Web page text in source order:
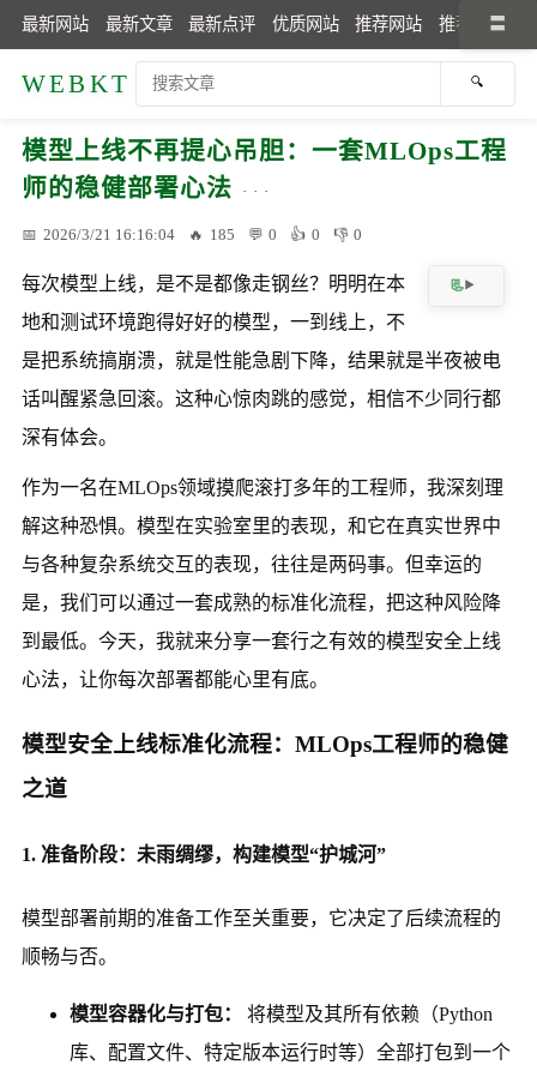
最新网站 最新文章 最新点评 优质网站 推荐网站 推荐文章
WEBKT
模型上线不再提心吊胆：一套MLOps工程
师的稳健部署心法
2026/3/21 16:16:04 185 0 0 0
每次模型上线，是不是都像走钢丝？明明在本
地和测试环境跑得好好的模型，一到线上，不
是把系统搞崩溃，就是性能急剧下降，结果就是半夜被电
话叫醒紧急回滚。这种心惊肉跳的感觉，相信不少同行都
深有体会。
作为一名在MLOps领域摸爬滚打多年的工程师，我深刻理
解这种恐惧。模型在实验室里的表现，和它在真实世界中
与各种复杂系统交互的表现，往往是两码事。但幸运的
是，我们可以通过一套成熟的标准化流程，把这种风险降
到最低。今天，我就来分享一套行之有效的模型安全上线
心法，让你每次部署都能心里有底。
模型安全上线标准化流程：MLOps工程师的稳健
之道
1. 准备阶段：未雨绸缪，构建模型“护城河”
模型部署前期的准备工作至关重要，它决定了后续流程的
顺畅与否。
模型容器化与打包：
将模型及其所有依赖（Python
库、配置文件、特定版本运行时等）全部打包到一个